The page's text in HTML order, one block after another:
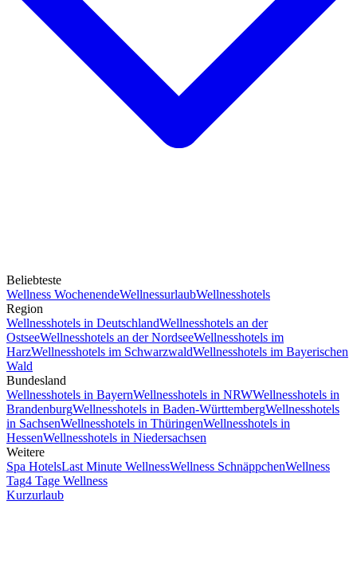
Beliebteste
Wellness WochenendeWellnessurlaubWellnesshotels
Region
Wellnesshotels in DeutschlandWellnesshotels an der
OstseeWellnesshotels an der NordseeWellnesshotels im
HarzWellnesshotels im SchwarzwaldWellnesshotels im Bayerischen
Wald
Bundesland
Wellnesshotels in BayernWellnesshotels in NRWWellnesshotels in
BrandenburgWellnesshotels in Baden-WürttembergWellnesshotels
in SachsenWellnesshotels in ThüringenWellnesshotels in
HessenWellnesshotels in Niedersachsen
Weitere
Spa HotelsLast Minute WellnessWellness SchnäppchenWellness
Tag4 Tage Wellness
Kurzurlaub